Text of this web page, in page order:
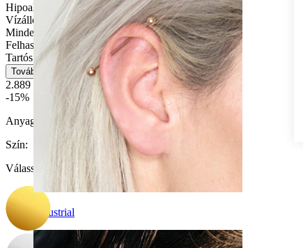
Industrial
Hipoallergén
Vízálló
Mindennapi használat
Felhasználóbarát
Tartós
Tovább
2.889 Ft
3.399 Ft
-15%
Anyag:
Titán
Szín:
Válasszon Szín